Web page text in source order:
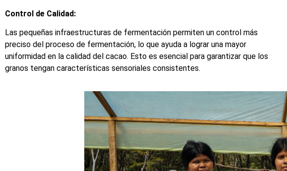
Control de Calidad:
Las pequeñas infraestructuras de fermentación permiten un control más
preciso del proceso de fermentación, lo que ayuda a lograr una mayor
uniformidad en la calidad del cacao. Esto es esencial para garantizar que los
granos tengan características sensoriales consistentes.